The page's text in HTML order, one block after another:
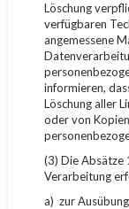
Löschung
verfügbaren
angemessene
informieren,
Löschung aller
oder von
(3) Die Absätze
Verarbeitung
a) zur